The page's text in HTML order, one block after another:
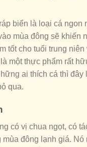
biển là loại cá ngon
mùa đông sẽ khiến
tốt cho tuổi trung niên
một thực phẩm rất
ai thích cá thì đây
qua.
có vị chua ngọt, có
mùa đông lạnh giá. Nó